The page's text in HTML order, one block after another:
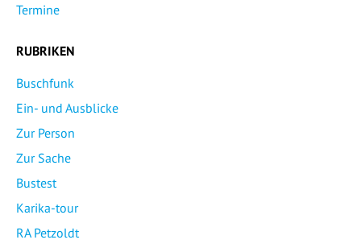
Termine
RUBRIKEN
Buschfunk
Ein- und Ausblicke
Zur Person
Zur Sache
Bustest
Karika-tour
RA Petzoldt